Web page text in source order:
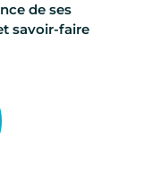
de ses
savoir-faire